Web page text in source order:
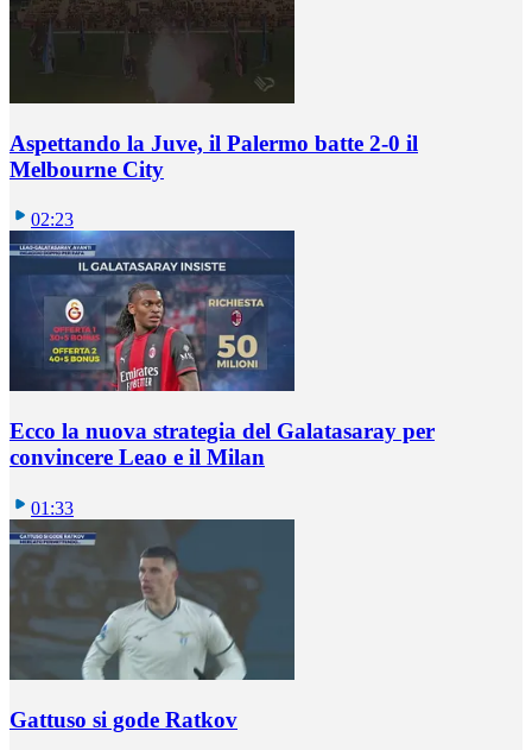
Aspettando la Juve, il Palermo batte 2-0 il
Melbourne City
02:23
Ecco la nuova strategia del Galatasaray per
convincere Leao e il Milan
01:33
Gattuso si gode Ratkov